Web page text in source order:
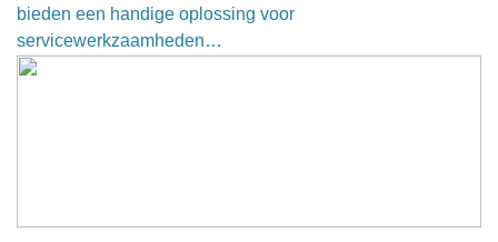
bieden een handige oplossing voor
servicewerkzaamheden…